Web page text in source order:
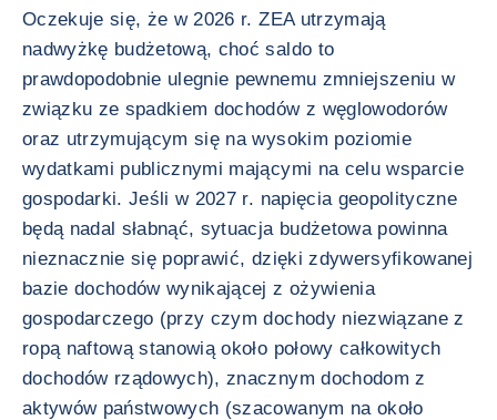
Oczekuje się, że w 2026 r. ZEA utrzymają
nadwyżkę budżetową, choć saldo to
prawdopodobnie ulegnie pewnemu zmniejszeniu w
związku ze spadkiem dochodów z węglowodorów
oraz utrzymującym się na wysokim poziomie
wydatkami publicznymi mającymi na celu wsparcie
gospodarki. Jeśli w 2027 r. napięcia geopolityczne
będą nadal słabnąć, sytuacja budżetowa powinna
nieznacznie się poprawić, dzięki zdywersyfikowanej
bazie dochodów wynikającej z ożywienia
gospodarczego (przy czym dochody niezwiązane z
ropą naftową stanowią około połowy całkowitych
dochodów rządowych), znacznym dochodom z
aktywów państwowych (szacowanym na około